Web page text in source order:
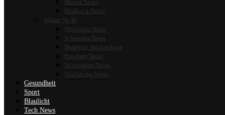
Mainz News
Mallorca News
Städte M-W
München News
Schwerin News
Stuttgart Nachrichten
Potsdam News
Wiesbaden News
Wolfsburg News
Gesundheit
Sport
Blaulicht
Tech News